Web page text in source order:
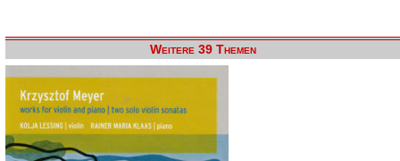
Weitere 39 Themen